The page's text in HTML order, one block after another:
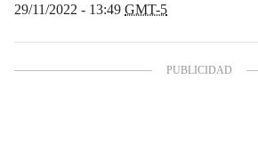
29/11/2022 - 13:49 GMT-5